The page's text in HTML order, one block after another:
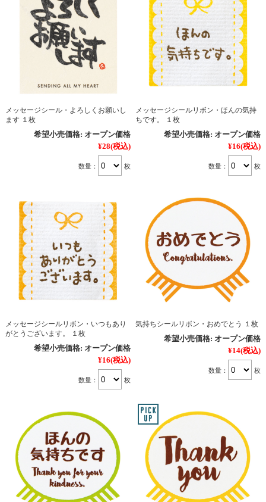
メッセージシール・よろしくお願いし
ます １枚
希望小売価格: オープン価格
¥28(税込)
数量： 枚
メッセージシールリボン・ほんの気持
ちです。 １枚
希望小売価格: オープン価格
¥16(税込)
数量： 枚
メッセージシールリボン・いつもあり
がとうございます。 １枚
希望小売価格: オープン価格
¥16(税込)
数量： 枚
気持ちシールリボン・おめでとう １枚
希望小売価格: オープン価格
¥14(税込)
数量： 枚